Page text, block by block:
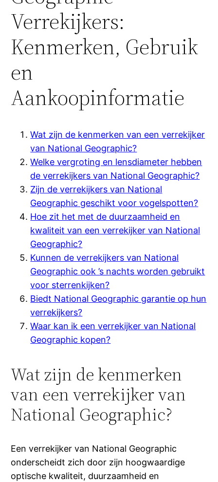
Verrekijkers:
Kenmerken, Gebruik
en
Aankoopinformatie
Wat zijn de kenmerken van een verrekijker
van National Geographic?
Welke vergroting en lensdiameter hebben
de verrekijkers van National Geographic?
Zijn de verrekijkers van National
Geographic geschikt voor vogelspotten?
Hoe zit het met de duurzaamheid en
kwaliteit van een verrekijker van National
Geographic?
Kunnen de verrekijkers van National
Geographic ook ’s nachts worden gebruikt
voor sterrenkijken?
Biedt National Geographic garantie op hun
verrekijkers?
Waar kan ik een verrekijker van National
Geographic kopen?
Wat zijn de kenmerken
van een verrekijker van
National Geographic?
Een verrekijker van National Geographic
onderscheidt zich door zijn hoogwaardige
optische kwaliteit, duurzaamheid en